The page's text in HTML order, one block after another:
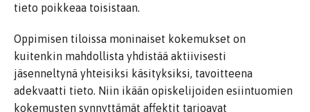
tieto poikkeaa toisistaan.
Oppimisen tiloissa moninaiset kokemukset on
kuitenkin mahdollista yhdistää aktiivisesti
jäsenneltynä yhteisiksi käsityksiksi, tavoitteena
adekvaatti tieto. Niin ikään opiskelijoiden esiintuomien
kokemusten synnyttämät affektit tarjoavat